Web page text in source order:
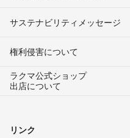
サステナビリティメッセージ
権利侵害について
ラクマ公式ショップ
出店について
リンク